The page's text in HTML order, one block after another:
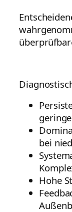
bei
Hohe